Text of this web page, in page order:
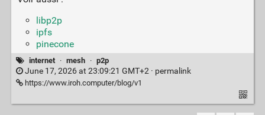
libp2p
ipfs
pinecone
internet · mesh · p2p
June 17, 2026 at 23:09:21 GMT+2 · permalink
https://www.iroh.computer/blog/v1